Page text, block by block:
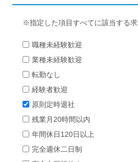
指定した項目すべてに該当する
職種未経験歓迎
業種未経験歓迎
転勤なし
経験者歓迎
原則定時退社
残業月20時間以内
年間休日120日以上
完全週休二日制